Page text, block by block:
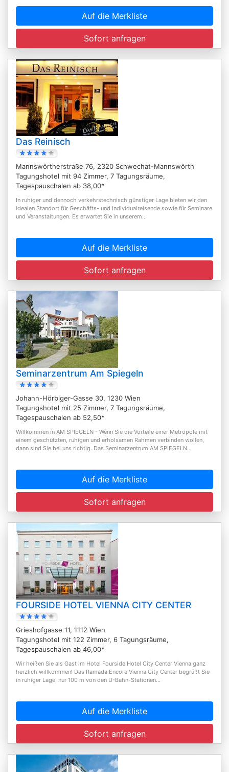
Auf die Merkliste
Sofort anfragen
Das Reinisch
Mannswörtherstraße 76, 2320 Schwechat-Mannswörth
Tagungshotel mit 94 Zimmer, 7 Tagungsräume,
Tagespauschalen ab 38,00*
In ruhiger und dennoch verkehrstechnisch günstiger Lage bieten wir den
idealen Standort für Geschäfts- und Individualreisende sowie für Seminare
und Veranstaltungen. Es erwartet Sie in unserem...
Auf die Merkliste
Sofort anfragen
Seminarzentrum Am Spiegeln
Johann-Hörbiger-Gasse 30, 1230 Wien
Tagungshotel mit 25 Zimmer, 7 Tagungsräume,
Tagespauschalen ab 52,50*
Willkommen in AM SPIEGELN - Wenn Sie die Vorteile einer Metropole mit
einem geschützten, ruhigen und erholsamen Rahmen verbinden wollen,
dann sind Sie bei uns richtig. Das Seminarzentrum AM SPIEGELN...
Auf die Merkliste
Sofort anfragen
FOURSIDE HOTEL VIENNA CITY CENTER
Grieshofgasse 11, 1112 Wien
Tagungshotel mit 122 Zimmer, 6 Tagungsräume,
Tagespauschalen ab 46,00*
Wir heißen Sie als Gast im Hotel Fourside Hotel City Center Vienna ganz
herzlich willkommen! Das Ramada Encore Vienna City Center begrüßt Sie
in ruhiger Lage, nur 100 m von den U-Bahn-Stationen...
Auf die Merkliste
Sofort anfragen